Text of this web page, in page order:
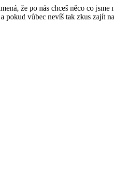
že po nás chceš něco co
pokud vůbec nevíš tak zkus zajít